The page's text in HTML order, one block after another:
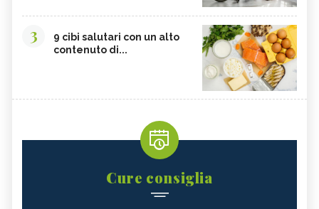
3
9 cibi salutari con un alto
contenuto di...
Cure consiglia